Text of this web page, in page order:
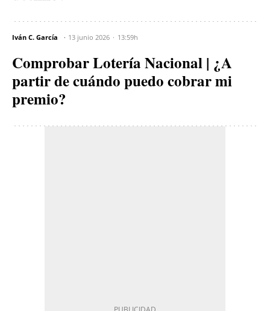
Iván C. García 13 junio 2026 13:59h
Comprobar Lotería Nacional | ¿A
partir de cuándo puedo cobrar mi
premio?